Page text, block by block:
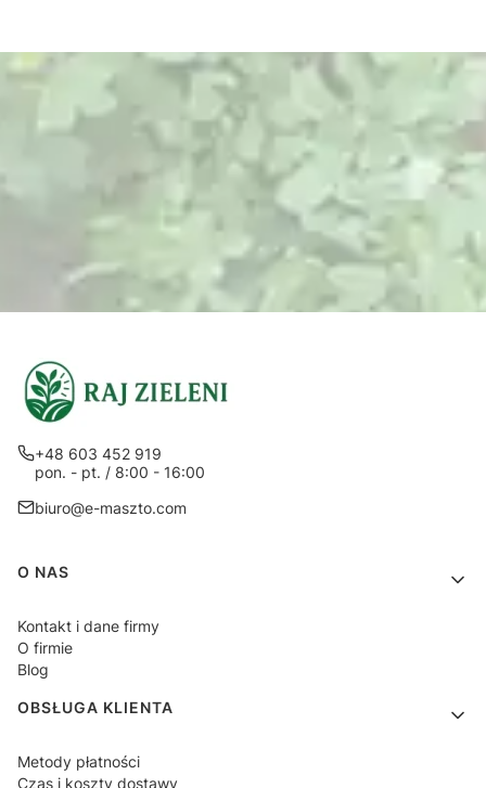
+48 603 452 919
pon. - pt. / 8:00 - 16:00
biuro@e-maszto.com
Linki w stopce
O NAS
Kontakt i dane firmy
O firmie
Blog
OBSŁUGA KLIENTA
Metody płatności
Czas i koszty dostawy